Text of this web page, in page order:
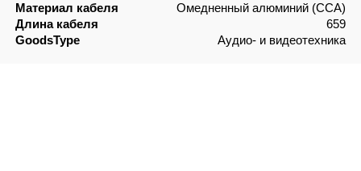
Материал кабеля
Омедненный алюминий (CCA)
Длина кабеля
659
GoodsType
Аудио- и видеотехника